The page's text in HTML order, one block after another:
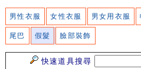
男性衣服 女性衣服 男女用衣服
尾巴 假髮 臉部裝飾
快速道具搜尋